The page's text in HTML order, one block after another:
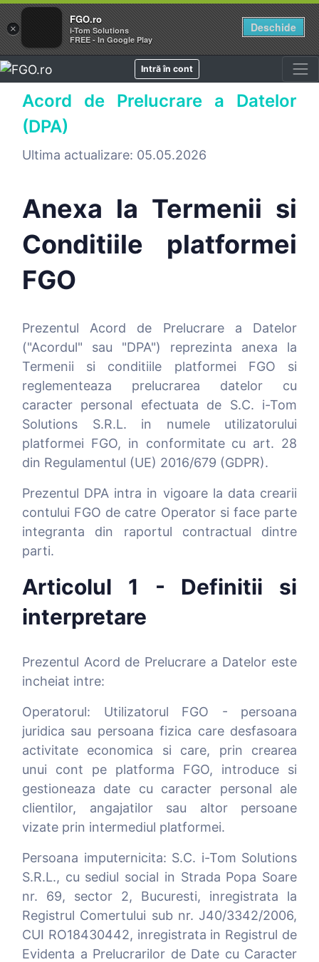
×
FGO.ro
i-Tom Solutions
FREE - In Google Play
Deschide
Intră în cont
Acord de Prelucrare a Datelor
(DPA)
Ultima actualizare: 05.05.2026
Anexa la Termenii si
Conditiile platformei
FGO
Prezentul Acord de Prelucrare a Datelor
("Acordul" sau "DPA") reprezinta anexa la
Termenii si conditiile platformei FGO si
reglementeaza prelucrarea datelor cu
caracter personal efectuata de S.C. i-Tom
Solutions S.R.L. in numele utilizatorului
platformei FGO, in conformitate cu art. 28
din Regulamentul (UE) 2016/679 (GDPR).
Prezentul DPA intra in vigoare la data crearii
contului FGO de catre Operator si face parte
integranta din raportul contractual dintre
parti.
Articolul 1 - Definitii si
interpretare
Prezentul Acord de Prelucrare a Datelor este
incheiat intre:
Operatorul: Utilizatorul FGO - persoana
juridica sau persoana fizica care desfasoara
activitate economica si care, prin crearea
unui cont pe platforma FGO, introduce si
gestioneaza date cu caracter personal ale
clientilor, angajatilor sau altor persoane
vizate prin intermediul platformei.
Persoana imputernicita: S.C. i-Tom Solutions
S.R.L., cu sediul social in Strada Popa Soare
nr. 69, sector 2, Bucuresti, inregistrata la
Registrul Comertului sub nr. J40/3342/2006,
CUI RO18430442, inregistrata in Registrul de
Evidenta a Prelucrarilor de Date cu Caracter